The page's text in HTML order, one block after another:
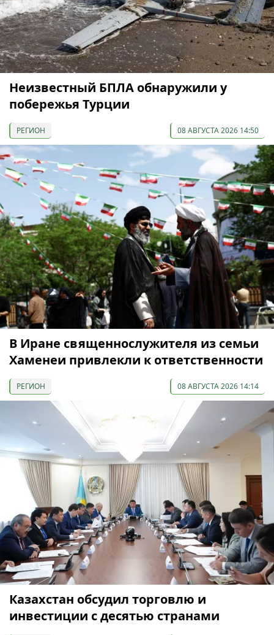
Неизвестный БПЛА обнаружили у
побережья Турции
РЕГИОН 08 АВГУСТА 2026 14:50
В Иране священнослужителя из семьи
Хаменеи привлекли к ответственности
РЕГИОН 08 АВГУСТА 2026 14:14
Казахстан обсудил торговлю и
инвестиции с десятью странами